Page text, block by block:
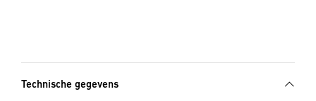
Technische gegevens